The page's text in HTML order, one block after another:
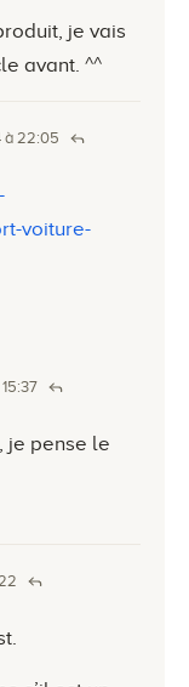
je vais
avant. ^^
à 22:05
voiture-
je pense le